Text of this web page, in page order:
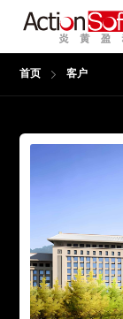
首页 客户